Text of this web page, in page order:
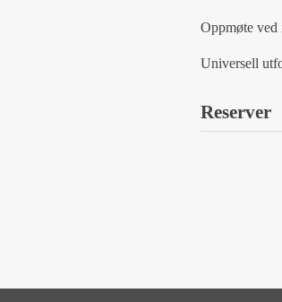
Oppmøte
Universell
Reserver